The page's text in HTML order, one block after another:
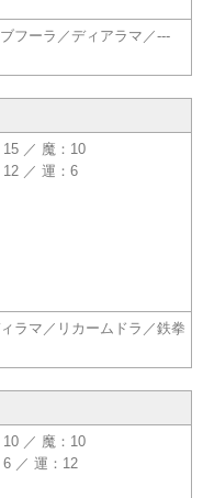
フーラ／ディアラマ／---
／ 魔：10
／ 運：6
ラマ／リカームドラ／鉄拳
／ 魔：10
／ 運：12